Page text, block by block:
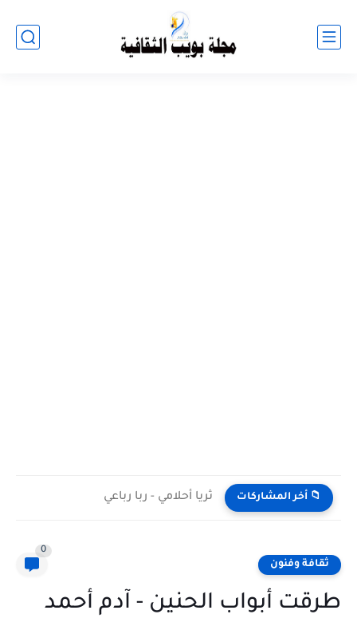
📁 أخر المشاركات ثريا أحلامي - ربا رباعي
ثقافة وفنون
0
طرقت أبواب الحنين - آدم أحمد